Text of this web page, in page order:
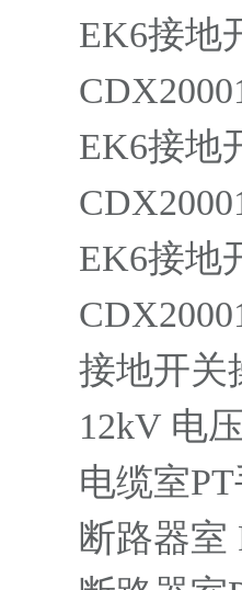
EK6接地
EK6接地
EK6接地
接地开关
12kV 电
电缆室PT
断路器室